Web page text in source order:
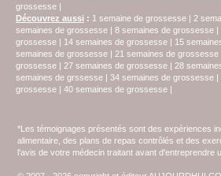
grossesse |
Découvrez aussi : 1 semaine de grossesse | 2
semaines de grossesse | 8 semaines de grossesse |
grossesse | 14 semaines de grossesse | 15
semaines de grossesse | 21 semaines de grossesse
grossesse | 27 semaines de grossesse | 28
semaines de grssesse | 34 semaines de grossesse |
grossesse | 40 semaines de grossesse |
*Les témoignages présentés sont des expériences
alimentaire, des plans de repas contrôlés et des
l'avis de votre médecin traitant avant d'entreprendre